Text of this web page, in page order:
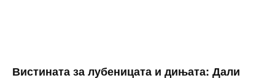
Вистината за лубеницата и дињата: Дали